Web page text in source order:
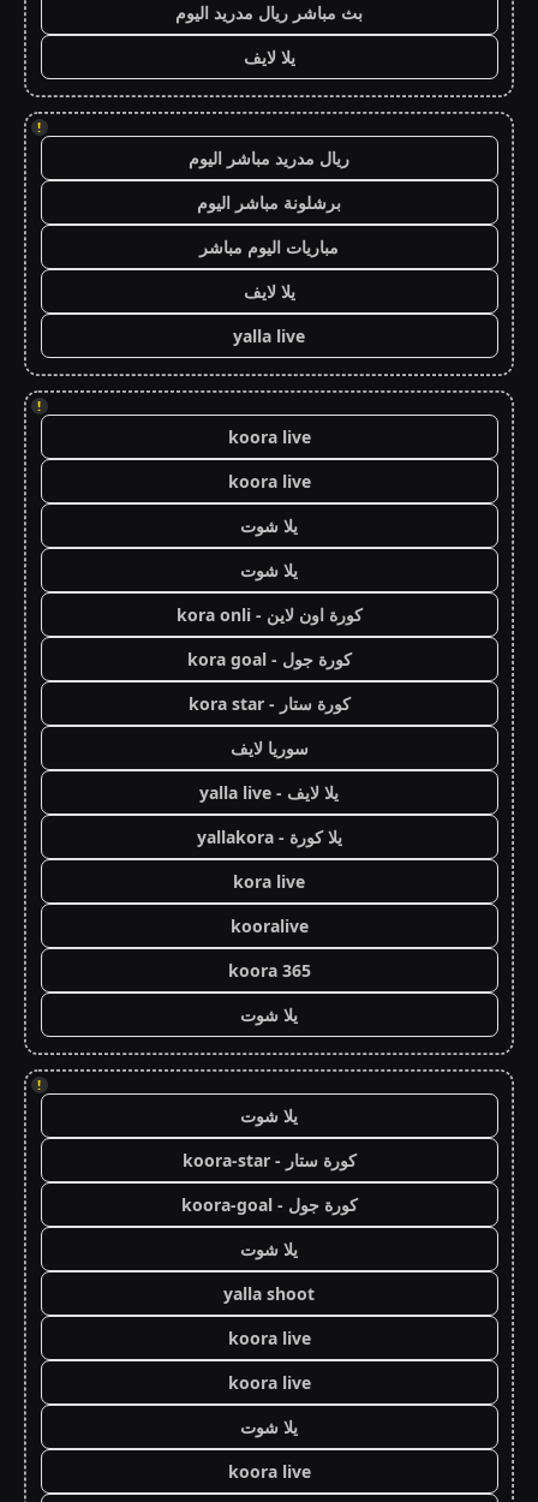
بث مباشر ريال مدريد اليوم
يلا لايف
!
ريال مدريد مباشر اليوم
برشلونة مباشر اليوم
مباريات اليوم مباشر
يلا لايف
yalla live
!
koora live
koora live
يلا شوت
يلا شوت
كورة اون لاين - kora onli
كورة جول - kora goal
كورة ستار - kora star
سوريا لايف
يلا لايف - yalla live
يلا كورة - yallakora
kora live
kooralive
koora 365
يلا شوت
!
يلا شوت
كورة ستار - koora-star
كورة جول - koora-goal
يلا شوت
yalla shoot
koora live
koora live
يلا شوت
koora live